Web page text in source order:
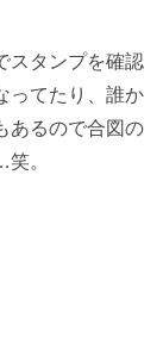
スタンプを確認
ってたり、誰か
あるので合図の
。